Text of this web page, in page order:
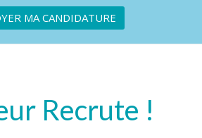
MA CANDIDATURE
Recrute !